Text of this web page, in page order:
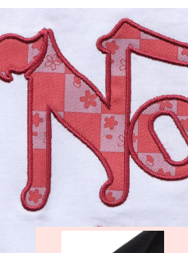
サイズ
S
M
XL
XXL
29inc
30inc
36inc
カラー